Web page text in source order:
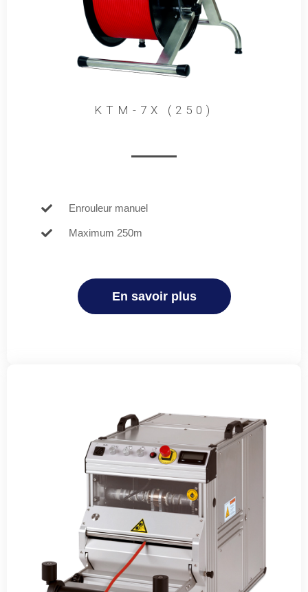
KTM-7X (250)
Enrouleur manuel
Maximum 250m
En savoir plus